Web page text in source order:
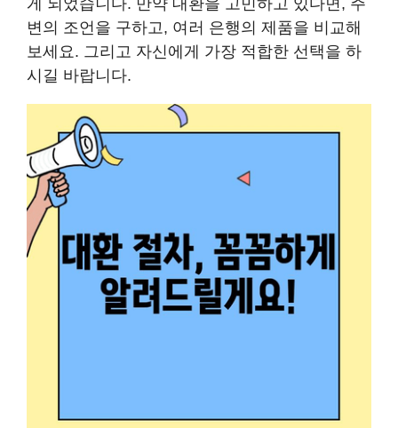
게 되었습니다. 만약 대환을 고민하고 있다면, 주
변의 조언을 구하고, 여러 은행의 제품을 비교해
보세요. 그리고 자신에게 가장 적합한 선택을 하
시길 바랍니다.